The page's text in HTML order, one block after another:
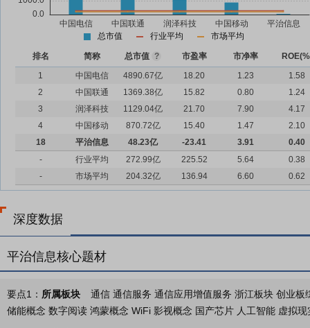
总市值 行业平均 市场平均
排名 简称 总市值 ? 市盈率 市净率
1
中国电信 4890.67亿 18.20 1.23
1.58
2
中国联通 1369.38亿 15.82 0.80
1.24
3
润泽科技 1129.04亿 21.70 7.90
4.17
4
中国移动 870.72亿 15.40 1.47
2.10
18
平治信息 48.23亿 -23.41 3.91
0.40
-
行业平均 272.99亿 225.52 5.64
0.38
-
市场平均 204.32亿 136.94 6.60 0.62
深度数据
平治信息核心题材
要点1： 所属板块
通信 通信服务 通信应用增值服务 浙江板块 创业
储能概念 数字阅读 鸿蒙概念 WiFi 影视概念 国产芯片 人工智能 虚拟